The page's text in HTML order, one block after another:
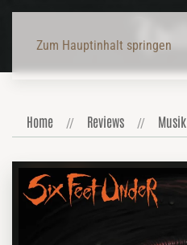
Zum Hauptinhalt springen
Home Reviews Musik